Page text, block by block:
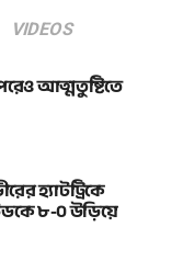
VIDEOS
আত্মতুষ্টিতে
হ্যাটট্রিকে
৮-০ উড়িয়ে